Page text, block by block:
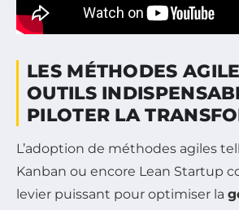
LES MÉTHODES
OUTILS
PILOTER LA
L’adoption de méthodes agiles
Kanban ou encore Lean Startup
levier puissant pour optimiser la